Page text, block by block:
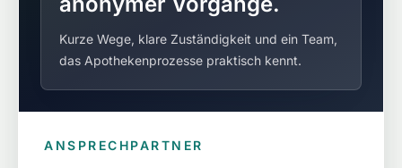
Kurze Wege, klare Zuständigkeit und ein Team,
das Apothekenprozesse praktisch kennt.
ANSPRECHPARTNER